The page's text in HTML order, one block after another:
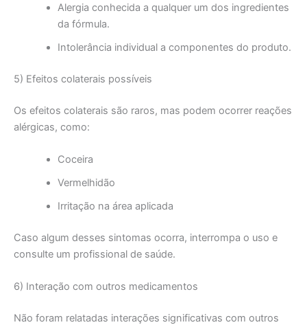
Alergia conhecida a qualquer um dos ingredientes
da fórmula.
Intolerância individual a componentes do produto.
5) Efeitos colaterais possíveis
Os efeitos colaterais são raros, mas podem ocorrer reações
alérgicas, como:
Coceira
Vermelhidão
Irritação na área aplicada
Caso algum desses sintomas ocorra, interrompa o uso e
consulte um profissional de saúde.
6) Interação com outros medicamentos
Não foram relatadas interações significativas com outros